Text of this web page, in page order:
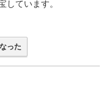
しています。
った